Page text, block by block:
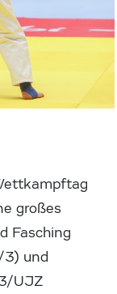
großes
Fasching
3) und
UJZ